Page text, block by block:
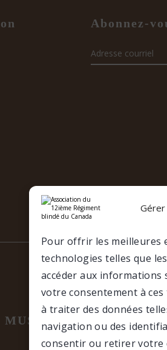
Pour offrir les meilleures
technologies telles que
accéder aux
votre consentement à
à traiter des données
navigation ou des
consentir ou retirer votre
Abonnez-
MUSÉE